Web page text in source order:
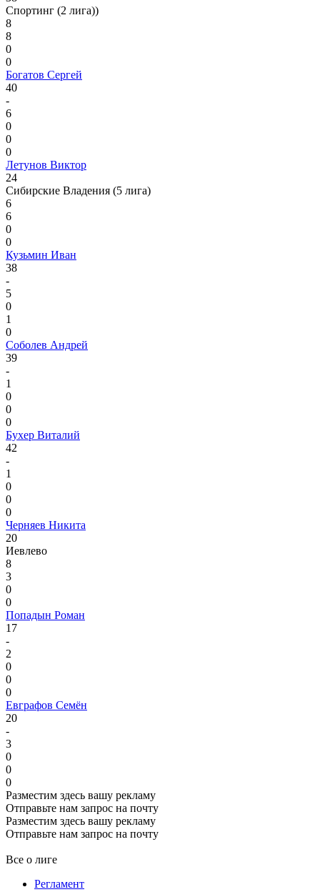
Спортинг (2 лига))
8
8
0
0
Богатов Сергей
40
-
6
0
0
0
Летунов Виктор
24
Сибирские Владения (5 лига)
6
6
0
0
Кузьмин Иван
38
-
5
0
1
0
Соболев Андрей
39
-
1
0
0
0
Бухер Виталий
42
-
1
0
0
0
Черняев Никита
20
Иевлево
8
3
0
0
Попадын Роман
17
-
2
0
0
0
Евграфов Семён
20
-
3
0
0
0
Разместим здесь вашу рекламу
Отправьте нам запрос на почту
Разместим здесь вашу рекламу
Отправьте нам запрос на почту
Все о лиге
Регламент